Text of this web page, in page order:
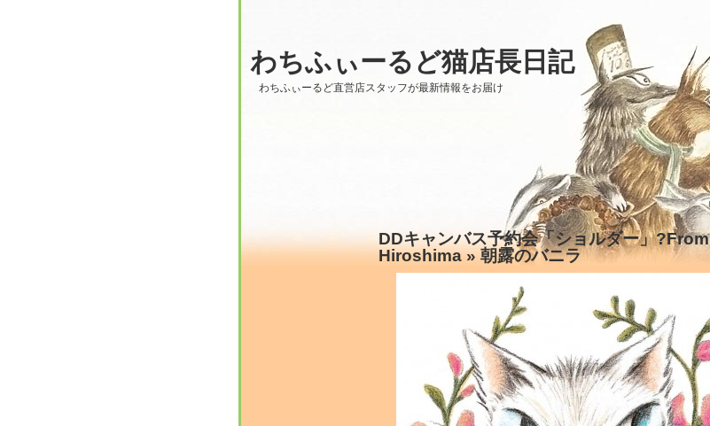
わちふぃーるど猫店長日記
わちふぃーるど直営店スタッフが最新情報をお届け
DDキャンバス予約会「ショルダー」?From
Hiroshima» 朝露のバニラ